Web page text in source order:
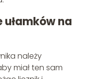
ułamków na
należy
miał ten sam